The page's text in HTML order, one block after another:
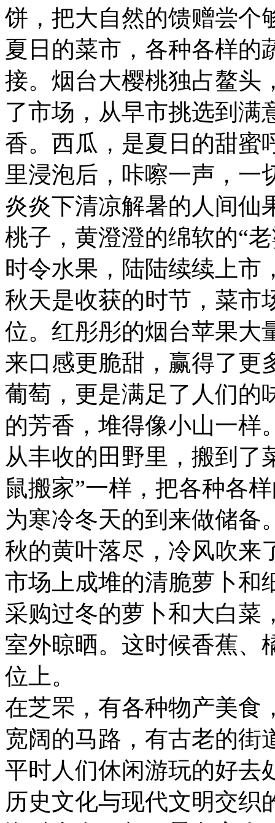
饼，把大自然的馈赠尝个
夏日的菜市，各种各样的
接。烟台大樱桃独占鳌头
了市场，从早市挑选到满
香。西瓜，是夏日的甜蜜
里浸泡后，咔嚓一声，一
炎炎下清凉解暑的人间仙
桃子，黄澄澄的绵软的“
时令水果，陆陆续续上市
秋天是收获的时节，菜市
位。红彤彤的烟台苹果大
来口感更脆甜，赢得了更
葡萄，更是满足了人们的
的芳香，堆得像小山一样
从丰收的田野里，搬到了
鼠搬家”一样，把各种各
为寒冷冬天的到来做储备
秋的黄叶落尽，冷风吹来
市场上成堆的清脆萝卜和
采购过冬的萝卜和大白菜
室外晾晒。这时候香蕉、
位上。
在芝罘，有各种物产美食
宽阔的马路，有古老的街
平时人们休闲游玩的好去
历史文化与现代文明交织